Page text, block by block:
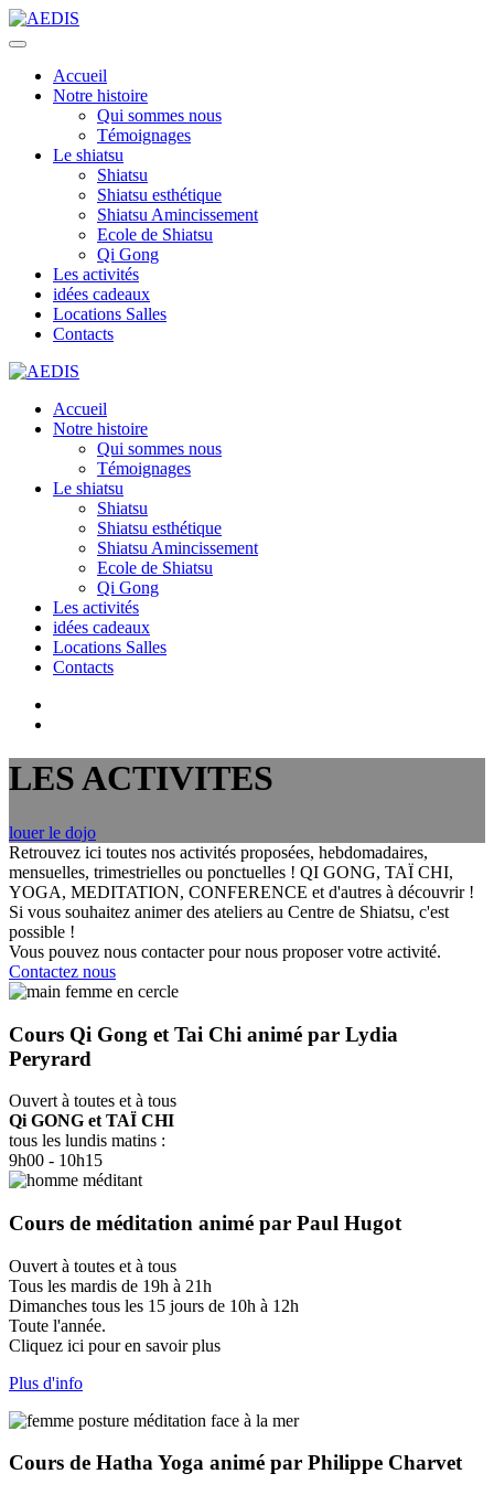
Accueil
Notre histoire
Qui sommes nous
Témoignages
Le shiatsu
Shiatsu
Shiatsu esthétique
Shiatsu Amincissement
Ecole de Shiatsu
Qi Gong
Les activités
idées cadeaux
Locations Salles
Contacts
Accueil
Notre histoire
Qui sommes nous
Témoignages
Le shiatsu
Shiatsu
Shiatsu esthétique
Shiatsu Amincissement
Ecole de Shiatsu
Qi Gong
Les activités
idées cadeaux
Locations Salles
Contacts
LES ACTIVITES
louer le dojo
Retrouvez ici toutes nos activités proposées, hebdomadaires,
mensuelles, trimestrielles ou ponctuelles ! QI GONG, TAÏ CHI,
YOGA, MEDITATION, CONFERENCE et d'autres à découvrir !
Si vous souhaitez animer des ateliers au Centre de Shiatsu, c'est
possible !
Vous pouvez nous contacter pour nous proposer votre activité.
Contactez nous
Cours Qi Gong et Tai Chi animé par Lydia
Peryrard
Ouvert à toutes et à tous
Qi GONG et TAÏ CHI
tous les lundis matins :
9h00 - 10h15
Cours de méditation animé par Paul Hugot
Ouvert à toutes et à tous
Tous les mardis de 19h à 21h
Dimanches tous les 15 jours de 10h à 12h
Toute l'année.
Cliquez ici pour en savoir plus
Plus d'info
Cours de Hatha Yoga animé par Philippe Charvet